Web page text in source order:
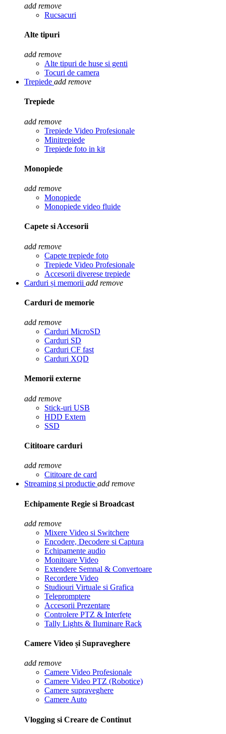
add remove
Rucsacuri
Alte tipuri
add remove
Alte tipuri de huse si genti
Tocuri de camera
Trepiede add remove
Trepiede
add remove
Trepiede Video Profesionale
Minitrepiede
Trepiede foto in kit
Monopiede
add remove
Monopiede
Monopiede video fluide
Capete si Accesorii
add remove
Capete trepiede foto
Trepiede Video Profesionale
Accesorii diverese trepiede
Carduri și memorii add remove
Carduri de memorie
add remove
Carduri MicroSD
Carduri SD
Carduri CF fast
Carduri XQD
Memorii externe
add remove
Stick-uri USB
HDD Extern
SSD
Cititoare carduri
add remove
Cititoare de card
Streaming si productie add remove
Echipamente Regie si Broadcast
add remove
Mixere Video si Switchere
Encodere, Decodere si Captura
Echipamente audio
Monitoare Video
Extendere Semnal & Convertoare
Recordere Video
Studiouri Virtuale si Grafica
Telepromptere
Accesorii Prezentare
Controlere PTZ & Interfețe
Tally Lights & Iluminare Rack
Camere Video și Supraveghere
add remove
Camere Video Profesionale
Camere Video PTZ (Robotice)
Camere supraveghere
Camere Auto
Vlogging si Creare de Continut